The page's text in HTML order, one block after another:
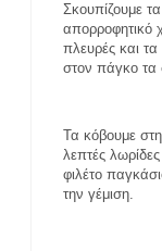
Σκουπίζουμε
απορροφητικό
πλευρές και
στον πάγκο τα
Τα κόβουμε
λεπτές
φιλέτο
την γέμιση.